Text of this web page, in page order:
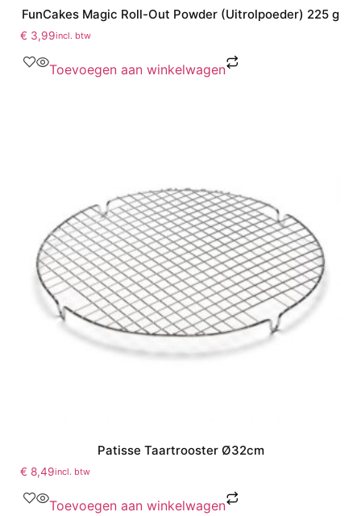
FunCakes Magic Roll-Out Powder (Uitrolpoeder) 225 g
€ 3,99incl. btw
Toevoegen aan winkelwagen
Patisse Taartrooster Ø32cm
€ 8,49incl. btw
Toevoegen aan winkelwagen